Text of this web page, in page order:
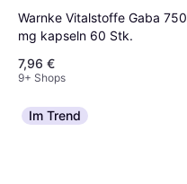
Warnke Vitalstoffe Gaba 750
mg kapseln 60 Stk.
7,96 €
9+ Shops
Im Trend